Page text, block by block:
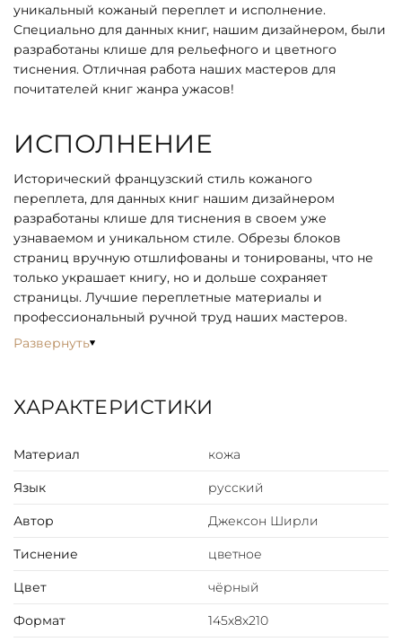
уникальный кожаный переплет и исполнение.
Специально для данных книг, нашим дизайнером, были
разработаны клише для рельефного и цветного
тиснения. Отличная работа наших мастеров для
почитателей книг жанра ужасов!
ИСПОЛНЕНИЕ
Исторический французский стиль кожаного
переплета, для данных книг нашим дизайнером
разработаны клише для тиснения в своем уже
узнаваемом и уникальном стиле. Обрезы блоков
страниц вручную отшлифованы и тонированы, что не
только украшает книгу, но и дольше сохраняет
страницы. Лучшие переплетные материалы и
профессиональный ручной труд наших мастеров.
Развернуть
ХАРАКТЕРИСТИКИ
Материал кожа
Язык русский
Автор Джексон Ширли
Тиснение цветное
Цвет чёрный
Формат 145х8х210